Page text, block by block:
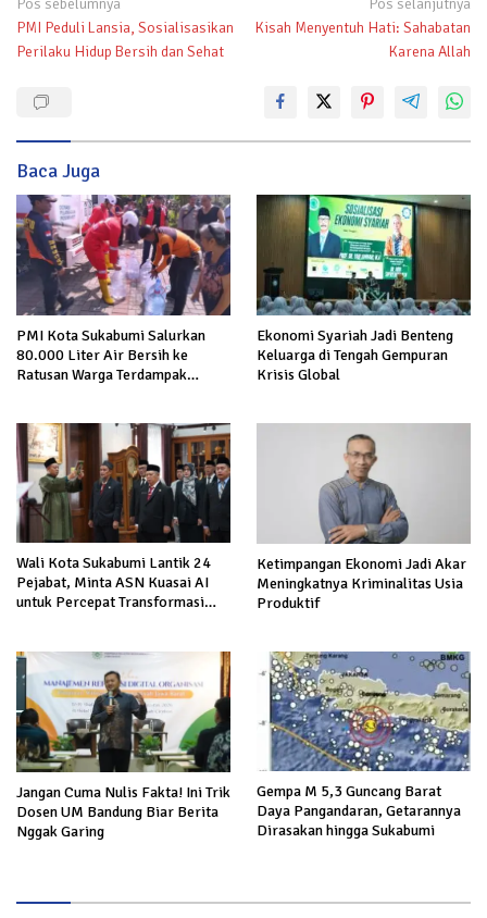
Navigasi
pos
Pos sebelumnya
PMI Peduli Lansia, Sosialisasikan
Perilaku Hidup Bersih dan Sehat
Pos selanjutnya
Kisah Menyentuh Hati: Sahabatan
Karena Allah
Baca Juga
PMI Kota Sukabumi Salurkan
80.000 Liter Air Bersih ke
Ratusan Warga Terdampak
Ekonomi Syariah Jadi Benteng
Keluarga di Tengah Gempuran
Krisis Global
Wali Kota Sukabumi Lantik 24
Pejabat, Minta ASN Kuasai AI
untuk Percepat Transformasi
Ketimpangan Ekonomi Jadi Akar
Meningkatnya Kriminalitas Usia
Produktif
Jangan Cuma Nulis Fakta! Ini Trik
Dosen UM Bandung Biar Berita
Nggak Garing
Gempa M 5,3 Guncang Barat
Daya Pangandaran, Getarannya
Dirasakan hingga Sukabumi